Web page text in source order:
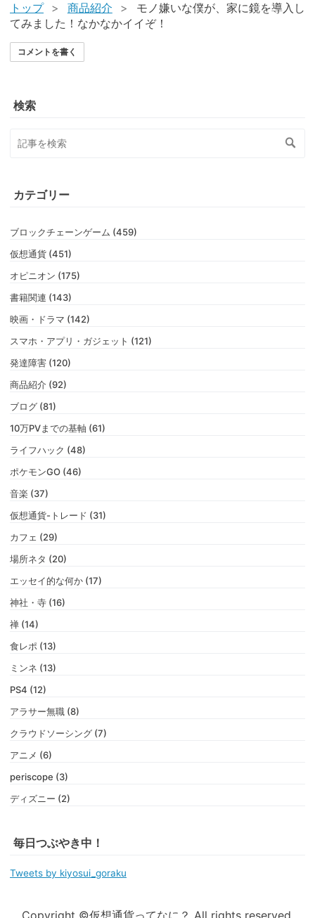
トップ > 商品紹介 >
モノ嫌いな僕が、家に鏡を導入し
てみました！なかなかイイぞ！
コメントを書く
検索
カテゴリー
ブロックチェーンゲーム (459)
仮想通貨 (451)
オピニオン (175)
書籍関連 (143)
映画・ドラマ (142)
スマホ・アプリ・ガジェット (121)
発達障害 (120)
商品紹介 (92)
ブログ (81)
10万PVまでの基軸 (61)
ライフハック (48)
ポケモンGO (46)
音楽 (37)
仮想通貨-トレード (31)
カフェ (29)
場所ネタ (20)
エッセイ的な何か (17)
神社・寺 (16)
禅 (14)
食レポ (13)
ミンネ (13)
PS4 (12)
アラサー無職 (8)
クラウドソーシング (7)
アニメ (6)
periscope (3)
ディズニー (2)
毎日つぶやき中！
Tweets by kiyosui_goraku